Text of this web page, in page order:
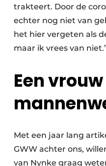
trakteert. Door de
echter nog niet van
het hier vergeten als
maar ik vrees van
Een
Met een jaar lang
GWW achter ons,
van Nynke graag